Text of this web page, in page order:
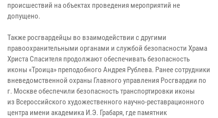
происшествий на объектах проведения мероприятий не
допущено.
Также росгвардейцы во взаимодействии с другими
правоохранительными органами и службой безопасности Храма
Христа Спасителя продолжают обеспечивать безопасность
иконы «Троица» преподобного Андрея Рублева. Ранее сотрудники
вневедомственной охраны Главного управления Росгвардии по
г. Москве обеспечили безопасность транспортировки иконы
из Всероссийского художественного научно-реставрационного
центра имени академика И.Э. Грабаря, где памятник